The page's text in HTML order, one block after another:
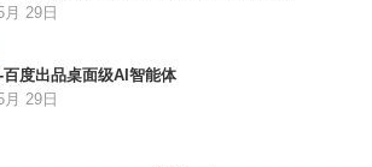
29日
百度出品桌面级AI智能体
29日